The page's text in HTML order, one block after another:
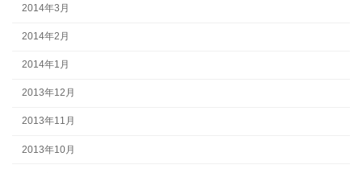
2014年3月
2014年2月
2014年1月
2013年12月
2013年11月
2013年10月